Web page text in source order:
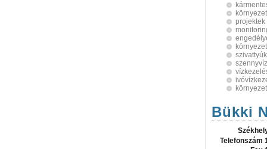
projektek
szivattyúk
Bükki
Telefonszám